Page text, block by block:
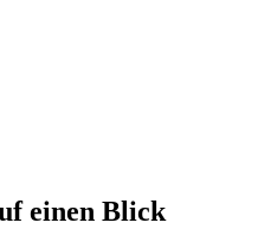
einen Blick